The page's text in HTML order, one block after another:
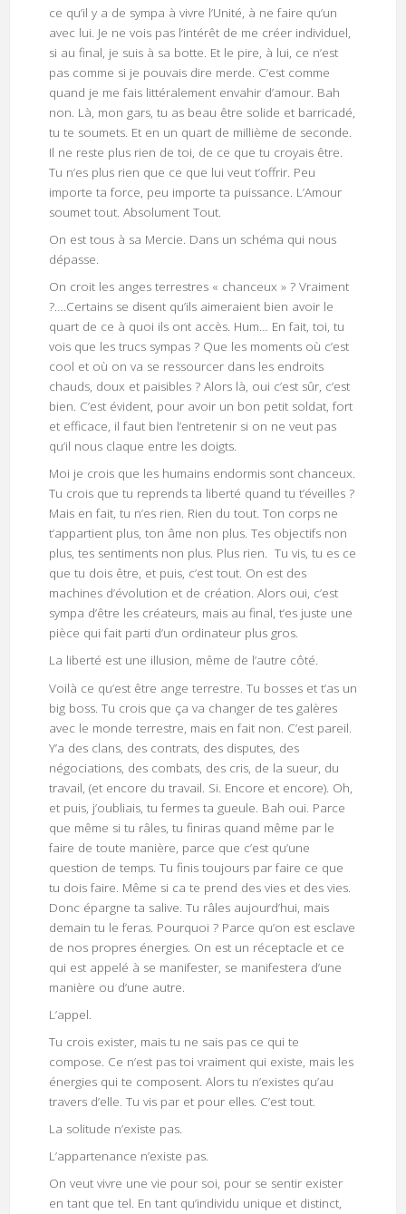
ce qu’il y a de sympa à vivre l’Unité, à ne faire qu’un
avec lui. Je ne vois pas l’intérêt de me créer individuel,
si au final, je suis à sa botte. Et le pire, à lui, ce n’est
pas comme si je pouvais dire merde. C’est comme
quand je me fais littéralement envahir d’amour. Bah
non. Là, mon gars, tu as beau être solide et barricadé,
tu te soumets. Et en un quart de millième de seconde.
Il ne reste plus rien de toi, de ce que tu croyais être.
Tu n’es plus rien que ce que lui veut t’offrir. Peu
importe ta force, peu importe ta puissance. L’Amour
soumet tout. Absolument Tout.
On est tous à sa Mercie. Dans un schéma qui nous
dépasse.
On croit les anges terrestres « chanceux » ? Vraiment
?….Certains se disent qu’ils aimeraient bien avoir le
quart de ce à quoi ils ont accès. Hum… En fait, toi, tu
vois que les trucs sympas ? Que les moments où c’est
cool et où on va se ressourcer dans les endroits
chauds, doux et paisibles ? Alors là, oui c’est sûr, c’est
bien. C’est évident, pour avoir un bon petit soldat, fort
et efficace, il faut bien l’entretenir si on ne veut pas
qu’il nous claque entre les doigts.
Moi je crois que les humains endormis sont chanceux.
Tu crois que tu reprends ta liberté quand tu t’éveilles ?
Mais en fait, tu n’es rien. Rien du tout. Ton corps ne
t’appartient plus, ton âme non plus. Tes objectifs non
plus, tes sentiments non plus. Plus rien. Tu vis, tu es ce
que tu dois être, et puis, c’est tout. On est des
machines d’évolution et de création. Alors oui, c’est
sympa d’être les créateurs, mais au final, t’es juste une
pièce qui fait parti d’un ordinateur plus gros.
La liberté est une illusion, même de l’autre côté.
Voilà ce qu’est être ange terrestre. Tu bosses et t’as un
big boss. Tu crois que ça va changer de tes galères
avec le monde terrestre, mais en fait non. C’est pareil.
Y’a des clans, des contrats, des disputes, des
négociations, des combats, des cris, de la sueur, du
travail, (et encore du travail. Si. Encore et encore). Oh,
et puis, j’oubliais, tu fermes ta gueule. Bah oui. Parce
que même si tu râles, tu finiras quand même par le
faire de toute manière, parce que c’est qu’une
question de temps. Tu finis toujours par faire ce que
tu dois faire. Même si ca te prend des vies et des vies.
Donc épargne ta salive. Tu râles aujourd’hui, mais
demain tu le feras. Pourquoi ? Parce qu’on est esclave
de nos propres énergies. On est un réceptacle et ce
qui est appelé à se manifester, se manifestera d’une
manière ou d’une autre.
L’appel.
Tu crois exister, mais tu ne sais pas ce qui te
compose. Ce n’est pas toi vraiment qui existe, mais les
énergies qui te composent. Alors tu n’existes qu’au
travers d’elle. Tu vis par et pour elles. C’est tout.
La solitude n’existe pas.
L’appartenance n’existe pas.
On veut vivre une vie pour soi, pour se sentir exister
en tant que tel. En tant qu’individu unique et distinct,